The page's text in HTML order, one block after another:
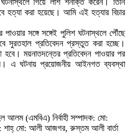
হত্যা করা হয়েছে। আমি এই হত্যার বিচার
সঙ্গে সঙ্গেই পুলিশ ঘটনাস্থলে পৌঁছে
সুরতহাল প্রতিবেদন প্রস্তুত করা হচ্ছে।
হবে। ময়নাতদন্তের প্রতিবেদন পাওয়ার পর
এ ঘটনায় প্রয়োজনীয় আইনগত ব্যবস্থা
(এমবিএ) নির্বাহী সম্পাদক: মো:
শাহ্ মো: আলী আজগর, রুস্তম আলী বার্তা